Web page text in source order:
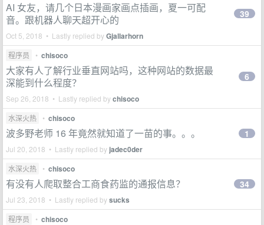
AI 女友，请几个日本漫画家画点插画，夏一可配
音。跟机器人聊天超开心的
Oct 5, 2018 • Lastly replied byGjallarhorn
39
程序员 • chisoco
大家有人了解行业垂直网站吗，这种网站的数据最
深能到什么程度？
Sep 26, 2018 • Lastly replied bychisoco
6
水深火热 • chisoco
波多野老师 16 年竟然就知道了一苗的事。。。
Jul 20, 2018 • Lastly replied by jadec0der
1
水深火热 • chisoco
有没有人爬取整合工商食药监的通报信息？
Jul 23, 2018 • Lastly replied bysucks
34
程序员 • chisoco